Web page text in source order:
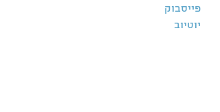
פייסבוק
יוטיוב